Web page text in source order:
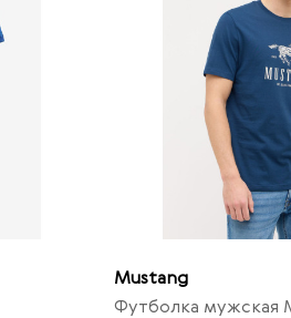
Mustang
Футболка мужская